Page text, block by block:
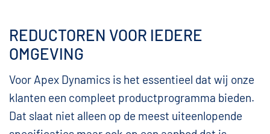
REDUCTOREN VOOR IEDERE
OMGEVING
Voor Apex Dynamics is het essentieel dat wij onze
klanten een compleet productprogramma bieden.
Dat slaat niet alleen op de meest uiteenlopende